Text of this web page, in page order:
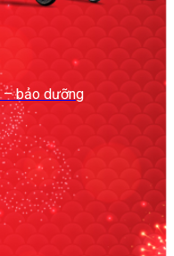
– bảo dưỡng